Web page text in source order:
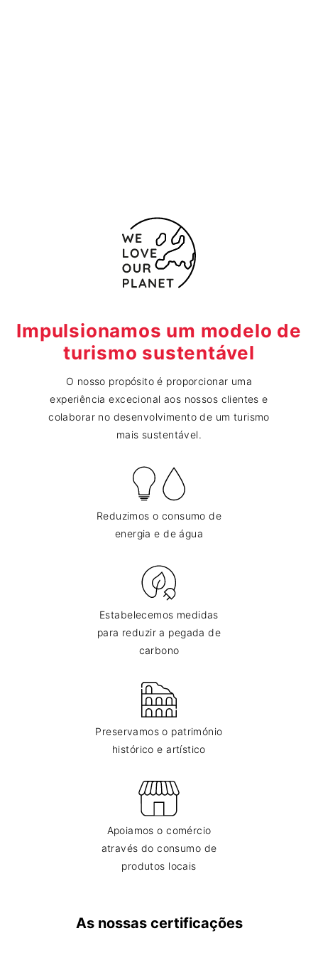
Impulsionamos um modelo de
turismo sustentável
O nosso propósito é proporcionar uma
experiência excecional aos nossos clientes e
colaborar no desenvolvimento de um turismo
mais sustentável.
Reduzimos o consumo de
energia e de água
Estabelecemos medidas
para reduzir a pegada de
carbono
Preservamos o património
histórico e artístico
Apoiamos o comércio
através do consumo de
produtos locais
As nossas certificações